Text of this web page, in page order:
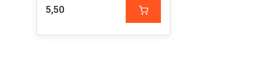
5,50